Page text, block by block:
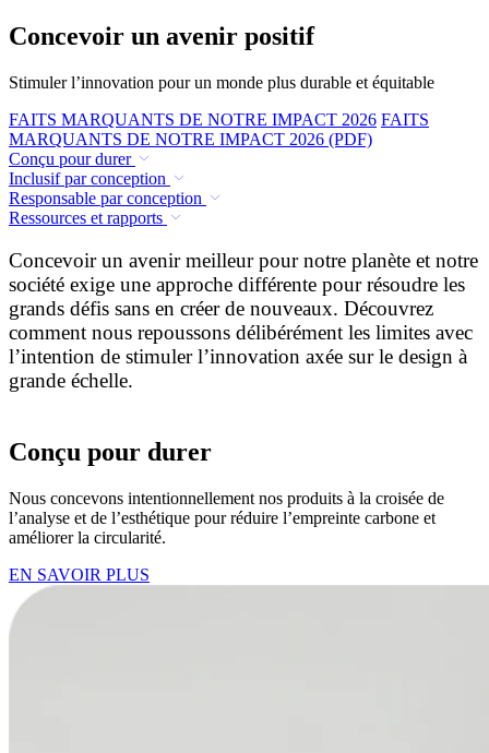
Concevoir un avenir positif
Stimuler l’innovation pour un monde plus durable et équitable
FAITS MARQUANTS DE NOTRE IMPACT 2026 FAITS
MARQUANTS DE NOTRE IMPACT 2026 (PDF)
Conçu pour durer
Inclusif par conception
Responsable par conception
Ressources et rapports
Concevoir un avenir meilleur pour notre planète et notre
société exige une approche différente pour résoudre les
grands défis sans en créer de nouveaux. Découvrez
comment nous repoussons délibérément les limites avec
l’intention de stimuler l’innovation axée sur le design à
grande échelle.
Conçu pour durer
Nous concevons intentionnellement nos produits à la croisée de
l’analyse et de l’esthétique pour réduire l’empreinte carbone et
améliorer la circularité.
EN SAVOIR PLUS